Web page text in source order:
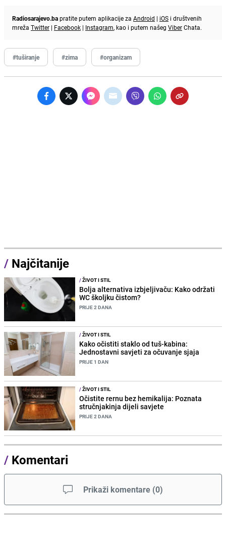
Radiosarajevo.bapratite putem aplikacije za Android | iOS i društvenih
mreža Twitter | Facebook | Instagram, kao i putem našeg ViberChata.
#tuširanje #zima #organizam
/ Najčitanije
/ŽIVOT I STIL
Bolja alternativa izbjeljivaču: Kako održati
WC školjku čistom?
PRIJE 2 DANA
/ŽIVOT I STIL
Kako očistiti staklo od tuš-kabina:
Jednostavni savjeti za očuvanje sjaja
PRIJE 1 DAN
/ŽIVOT I STIL
Očistite rernu bez hemikalija: Poznata
stručnjakinja dijeli savjete
PRIJE 2 DANA
/ Komentari
Prikaži komentare (0)